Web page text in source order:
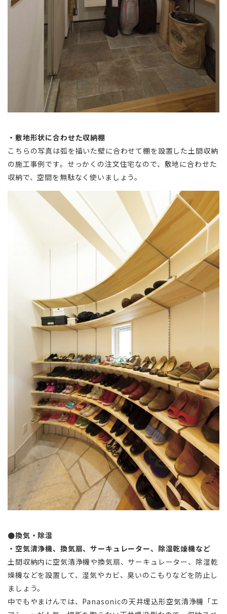
・敷地形状に合わせた収納棚
こちらの写真は弧を描いた壁に合わせて棚を設置した土間収納
の施工事例です。せっかくの注文住宅なので、敷地に合わせた
収納で、空間を無駄なく使いましょう。
●換気・除湿
・空気清浄機、換気扇、サーキュレーター、除湿乾燥機など
土間収納内に空気清浄機や換気扇、サーキュレーター、除湿乾
燥機などを設置して、湿気やカビ、臭いのこもりなどを防止し
ましょう。
中でもやまけんでは、Panasonicの天井埋込形空気清浄機「エ